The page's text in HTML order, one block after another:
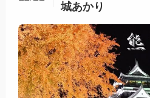
城あかり